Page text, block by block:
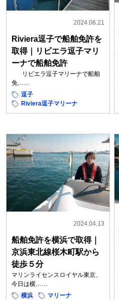
2024.06.21
Riviera逗子で船舶免許を
取得｜リビエラ逗子マリ
ーナで船舶免許
リビエラ逗子マリーナで船舶
免……
逗子
Riviera逗子マリーナ
2024.04.13
船舶免許を横浜で取得｜
京浜東北線桜木町駅から
徒歩５分
マリンライセンスロイヤル東京、
今日は横……
横浜
マリーナ